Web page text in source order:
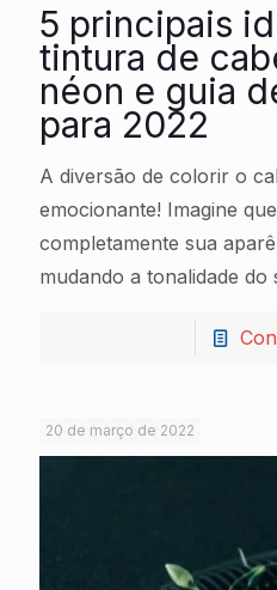
5 principais
tintura de
néon e guia
para 2022
A diversão de colorir o
emocionante! Imagine
completamente sua
mudando a tonalidade do
20 de março de 2022